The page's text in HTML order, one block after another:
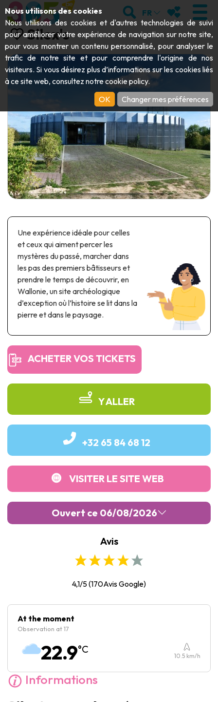
VISITER
Abbayes & monuments religieux
Art
Artisanat & savoir-faire
Châteaux, citadelles & beffrois
Folklore & histoire locale
Histoire
Parcs scientifiques
Patrimoine automobile & ferroviaire
Patrimoine industriel & ouvrage d'art
Produits de terroir
EXPLORER
Grottes
Jardins, parcs & sites naturels
Parcs animaliers, zoologiques & aquariums
BOUGER
Bateaux touristiques & croisières
Draisines & trains touristiques
Kayaks
Parcs à thème & parcs d’attractions
Parcs récréatifs, nautiques & aquatiques
ÉVÉNEMENTS
LE TOP DES ACTIVITÉS POUR CET
ÉTÉ
TÉLÉCHARGER LE GUIDE
Aller au contenu principal; RECHERCHER
FR MES FAVORIS
Silex's
Une expérience idéale pour celles
et ceux qui aiment percer les
mystères du passé, marcher dans
les pas des premiers bâtisseurs et
prendre le temps de découvrir, en
Wallonie, un site archéologique
d’exception où l’histoire se lit dans la
pierre et dans le paysage.
ACHETER VOS TICKETS
Y ALLER
+32 65 84 68 12
VISITER LE SITE WEB
Ouvert ce 06/08/2026
16:00
Vendredi :10:00
Dimanche :10:00 -16:00
Avis
4,1/5(170Avis Google)
At the moment
Observation at 17
22.9°C
10.5 km/h
Informations
Nous utilisons des cookies
Nous utilisons des cookies et d'autres technologies de suivi
pour améliorer votre expérience de navigation sur notre site,
pour vous montrer un contenu personnalisé, pour analyser le
trafic de notre site et pour comprendre l'origine de nos
visiteurs. Si vous désirez plus d’informations sur les cookies liés
à ce site web, consultez notrecookie policy.
OK
Changer mes préférences